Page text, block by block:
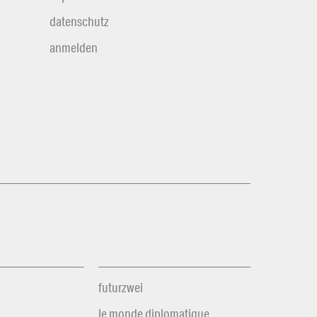
datenschutz
anmelden
futurzwei
le monde diplomatique